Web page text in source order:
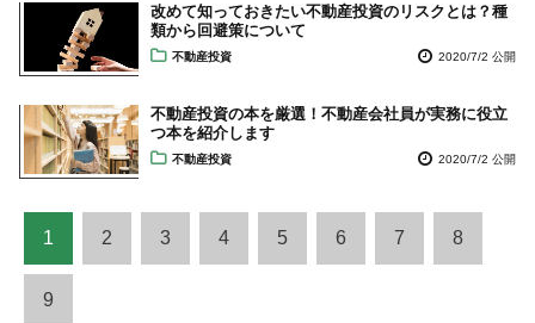
改めて知っておきたい不動産投資のリスクとは？種
類から回避策について
不動産投資 2020/7/2 公開
不動産投資の本を厳選！不動産会社員が実務に役立
つ本を紹介します
不動産投資 2020/7/2 公開
1 2 3 4 5 6 7 8
9